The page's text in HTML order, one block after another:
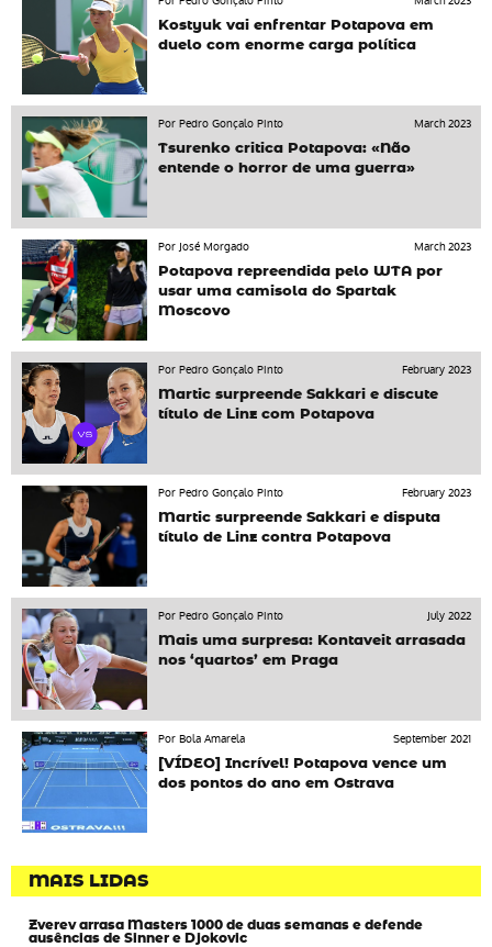
Kostyuk vai enfrentar Potapova em
duelo com enorme carga política
Por Pedro Gonçalo Pinto
March 2023
Tsurenko critica Potapova: «Não
entende o horror de uma guerra»
Por José Morgado
March 2023
Potapova repreendida pelo WTA por
usar uma camisola do Spartak
Moscovo
Por Pedro Gonçalo Pinto
February 2023
Martic surpreende Sakkari e discute
título de Linz com Potapova
Por Pedro Gonçalo Pinto
February 2023
Martic surpreende Sakkari e disputa
título de Linz contra Potapova
Por Pedro Gonçalo Pinto
July 2022
Mais uma surpresa: Kontaveit arrasada
nos ‘quartos’ em Praga
Por Bola Amarela
September 2021
[VÍDEO] Incrível! Potapova vence um
dos pontos do ano em Ostrava
MAIS LIDAS
Zverev arrasa Masters 1000 de duas semanas e defende
ausências de Sinner e Djokovic